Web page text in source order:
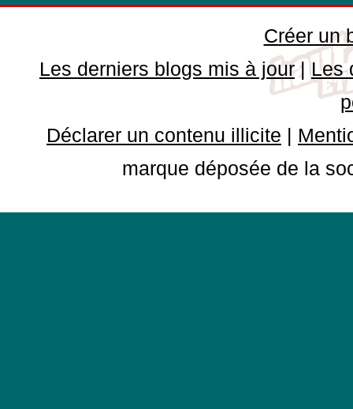
Créer un
Les derniers blogs mis à jour|Les
Déclarer un contenu illicite |
marque déposée de la